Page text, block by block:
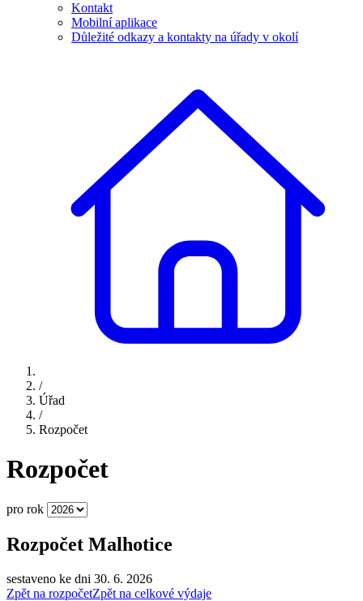
Kontakt
Mobilní aplikace
Důležité odkazy a kontakty na úřady v okolí
/
Úřad
/
Rozpočet
Rozpočet
pro rok
Rozpočet Malhotice
sestaveno ke dni 30. 6. 2026
Zpět na rozpočetZpět na celkové výdaje